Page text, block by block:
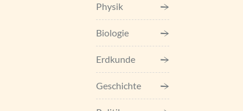
Physik
Biologie
Erdkunde
Geschichte